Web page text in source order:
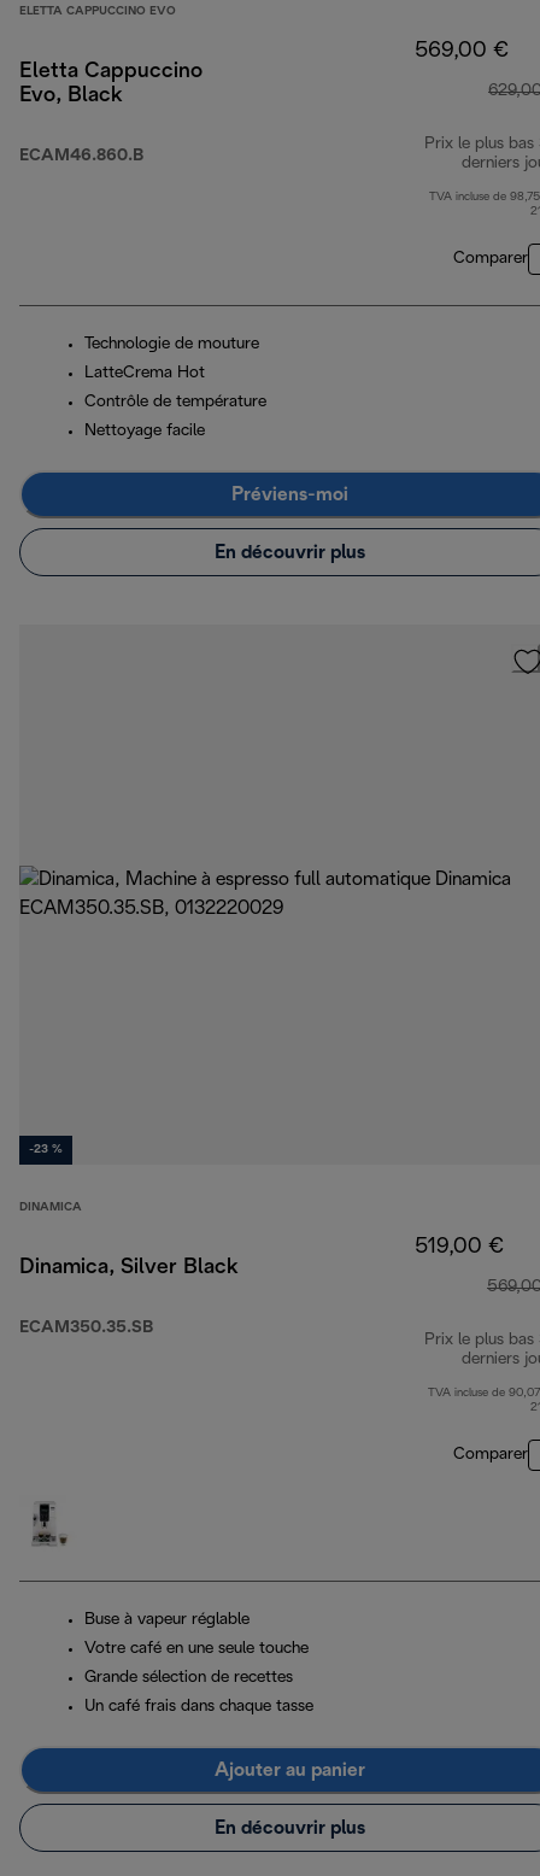
ELETTA CAPPUCCINO EVO
Eletta Cappuccino
Evo, Black
ECAM46.860.B
569,00 €
Prix le plus bas
derniers
TVA incluse de
Comparer
Technologie de mouture
LatteCrema Hot
Contrôle de température
Nettoyage facile
Préviens-moi
En découvrir plus
-23 %
DINAMICA
Dinamica, Silver Black
ECAM350.35.SB
519,00 €
Prix le plus bas
derniers
TVA incluse de
Comparer
Buse à vapeur réglable
Votre café en une seule touche
Grande sélection de recettes
Un café frais dans chaque tasse
Ajouter au panier
En découvrir plus